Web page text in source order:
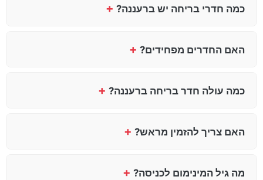
כמה חדרי בריחה יש ברעננה? +
האם החדרים מפחידים? +
כמה עולה חדר בריחה ברעננה? +
האם צריך להזמין מראש? +
מה גיל המינימום לכניסה? +